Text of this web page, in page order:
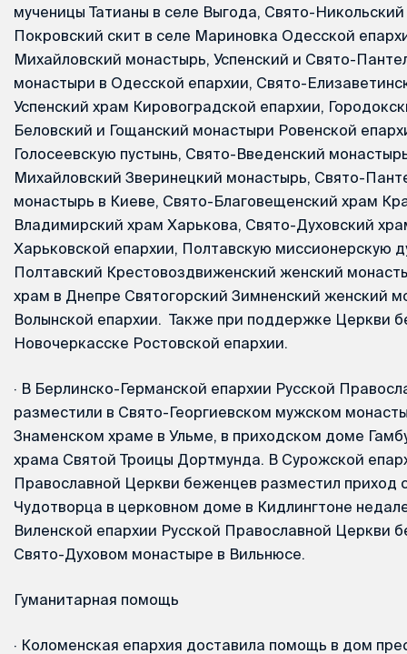
мученицы Татианы в селе Выгода, Свято-
Покровский скит в селе Мариновка Одесской
Михайловский монастырь, Успенский и Свято-
монастыри в Одесской епархии, Свято-
Успенский храм Кировоградской епархии,
Беловский и Гощанский монастыри Ровенской
Голосеевскую пустынь, Свято-Введенский
Михайловский Зверинецкий монастырь, Свято-
монастырь в Киеве, Свято-Благовещенский храм
Владимирский храм Харькова, Свято-Духовский
Харьковской епархии, Полтавскую миссионерскую
Полтавский Крестовоздвиженский женский
храм в Днепре Святогорский Зимненский женский
Волынской епархии. Также при поддержке Церкви
Новочеркасске Ростовской епархии.
· В Берлинско-Германской епархии Русской
разместили в Свято-Георгиевском мужском
Знаменском храме в Ульме, в приходском доме
храма Святой Троицы Дортмунда. В Сурожской
Православной Церкви беженцев разместил приход
Чудотворца в церковном доме в Кидлингтоне
Виленской епархии Русской Православной Церкви
Свято-Духовом монастыре в Вильнюсе.
Гуманитарная помощь
· Коломенская епархия доставила помощь в дом